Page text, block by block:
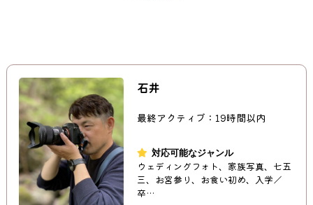
石井
最終アクティブ：19時間以内
対応可能なジャンル
ウェディングフォト、家族写真、七五
三、お宮参り、お食い初め、入学／
卒…